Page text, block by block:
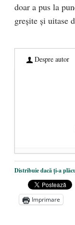
doar a pus la
greșite și uitase
Despre autor
De ce
unitățile
Anarhia
2 iunie
Distribuie dacă ți-a
Imprimare